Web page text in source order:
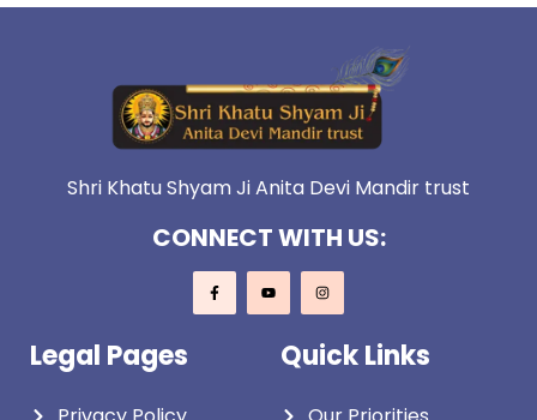
Shri Khatu Shyam Ji Anita Devi Mandir trust
CONNECT WITH US:
Legal Pages Quick Links